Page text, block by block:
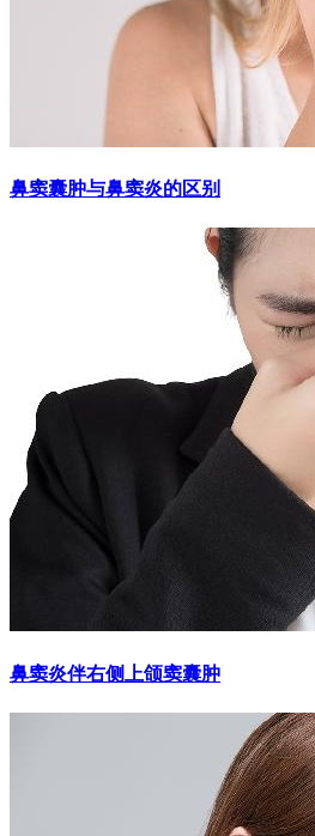
鼻窦囊肿与鼻窦炎的区别
鼻窦炎伴右侧上颌窦囊肿